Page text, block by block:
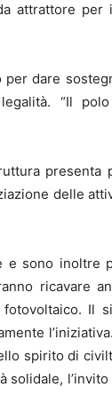
attrattore per
per dare
“Il
presenta
delle
e sono inoltre
ricavare
Il
spirito di
solidale,